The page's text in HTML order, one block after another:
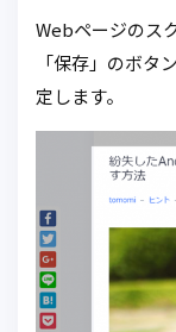
Webページのス
「保存」のボタ
定します。